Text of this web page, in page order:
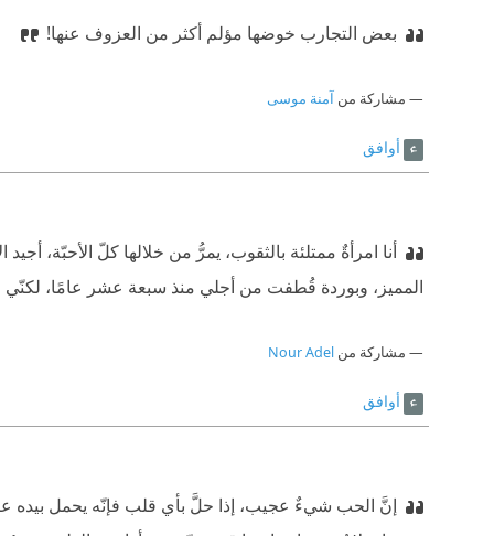
بعض التجارب خوضها مؤلم أكثر من العزوف عنها!
مشاركة من آمنة موسى
أوافق
أنا امرأةٌ ممتلئة بالثقوب، يمرُّ من خلالها كلّ الأحبّة،
المميز، وبوردة قُطفت من أجلي منذ سبعة عشر عامًا، لكنّي
مشاركة منNour Adel
أوافق
إنَّ الحب شيءٌ عجيب، إذا حلَّ بأي قلب فإنّه يحمل بيده